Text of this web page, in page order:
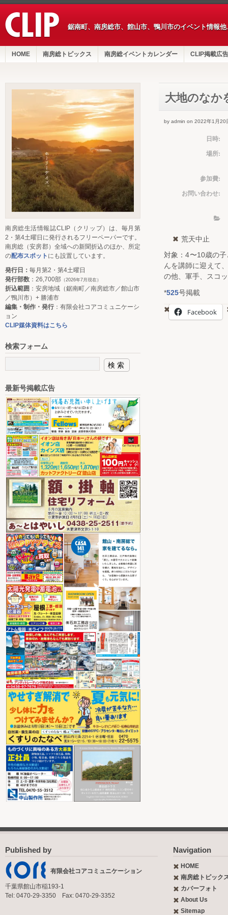
鋸南町、南房総市、館山市、鴨川市のイベント情報
HOME 南房総トピックス 南房総イベントカレンダー CLIP掲載広告
大地のなか
by admin on 2022年1月20
日時:
場所:
参加費:
お問い合わせ:
荒天中止
対象：4〜10歳の
んを講師に迎えて
の他、軍手、スコ
*525号掲載
Facebook
南房総生活情報誌CLIP（クリップ）は、毎月第
2・第4土曜日に発行されるフリーペーパーです。
南房総（安房郡）全域への新聞折込のほか、所定
の配布スポット にも設置しています。
発行日： 毎月第2・第4土曜日
発行部数 ：26,700部 （2026年7月現在）
折込範囲 ：安房地域（鋸南町／南房総市／館山市
／鴨川市）+ 勝浦市
編集・制作・発行：有限会社コアコミュニケーシ
ョン
CLIP媒体資料はこちら
検索フォーム
最新号掲載広告
Published by
有限会社コアコミュニケーション
千葉県館山市稲193-1
Tel: 0470-29-3350 Fax: 0470-29-3352
Navigation
HOME
南房総トピック
カバーフォト
About Us
Sitemap